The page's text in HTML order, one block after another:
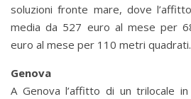
soluzioni fronte mare, dove
media da 527 euro al mese per
euro al mese per 110 metri quadrati.
Genova
A Genova l’affitto di un trilocale